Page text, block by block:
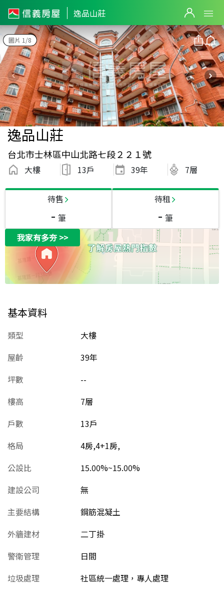
逸品山莊
圖片 1/8
逸品山莊
台北市士林區中山北路七段２２１號
大樓 13戶 39年 7層
待售
- 筆
待租
- 筆
我家有多夯>>
基本資料
類型
大樓
屋齡
39年
坪數
--
樓高
7層
戶數
13戶
格局
4房,4+1房,
公設比
15.00%~15.00%
建設公司
無
主要結構
鋼筋混凝土
外牆建材
二丁掛
警衛管理
日間
垃圾處理
社區統一處理，專人處理